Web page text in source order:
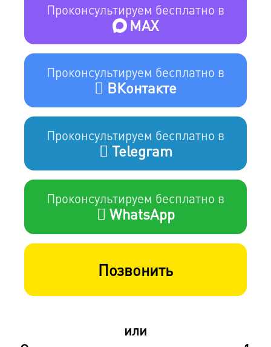
Проконсультируем бесплатно в
MAX
Проконсультируем бесплатно в
ВКонтакте
Проконсультируем бесплатно в
Telegram
Проконсультируем бесплатно в
WhatsApp
Позвонить
или